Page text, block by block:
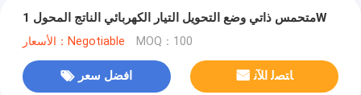
متحمس ذاتي وضع التحويل التيار الكهربائي الناتج المحول 1W
الأسعار：Negotiable MOQ：100
افضل سعر ﺎﺘﺼﻟ ﺍﻶﻧ